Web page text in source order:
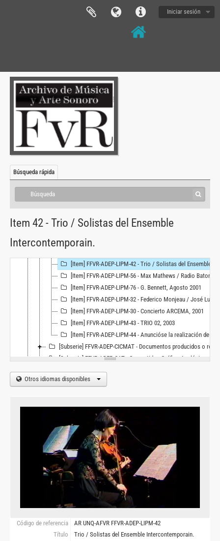
Iniciar sesión
Búsqueda rápida
Item 42 - Trio / Solistas del Ensemble
Intercontemporain.
[Fondo] FFVR - Fernando von Reichenbach, 1959 - 2005
[Serie] FFVR-ACIN - Actividad profesional de forma independiente, 1959
[Serie] FFVR-ADEP - Actividad profesional en relación de dependencia, 1963 - 2005
[Subserie] FFVR-ADEP-ITDT - Documentos producidos o referidos al Instituo Torcuato Di Tella, 1963 - 1971
[Subserie] FFVR-ADEP-LIPM - Documentos producidos y relacionados al Laboratorio de Investigación y Producción Musical, 1980 - 2005
[Item] FFVR-ADEP-LIPM-03 - El Músico sin Cuerpo: El rol del intérprete en la música electrónica., [ 199- ]
[Item] FFVR-ADEP-LIPM-08 - John Chowning, 1992
[Item] FFVR-ADEP-LIPM-09 - Homenaje del 380 Aniversario de la U.N.C. Ballet Contemporáneo UNC (Universidad Nacional de Córdoba ), 1993
[Item] FFVR-ADEP-LIPM-11 - Serika Nakano, [199-]
[Item] FFVR-ADEP-LIPM-13 - Mario Kirlis y su Orquesta de musica arabe, [ 199-]
[Item] FFVR-ADEP-LIPM-22 - Joel Chadabe, 1996
[Item] FFVR-ADEP-LIPM-42 - Trio / Solistas del Ensemble Intercontemporain., 15/04/2003
[Item] FFVR-ADEP-LIPM-56 - Max Mathews / Radio Baton
[Item] FFVR-ADEP-LIPM-76 - G. Bennett, Agosto 2001
[Item] FFVR-ADEP-LIPM-32 - Federico Monjeau / José Luis Fernadez, [200-]
[Item] FFVR-ADEP-LIPM-30 - Concierto ARCEMA, 2001
[Item] FFVR-ADEP-LIPM-43 - TRIO 02, 2003
[Item] FFVR-ADEP-LIPM-44 - Anuncióse la realización de un revelamiento de recursos humanos, 1982
[Subserie] FFVR-ADEP-CICMAT - Documentos producidos o referidos al CICMAT, 1972 - 1987
[Subserie] FFVR-ADEP-CAT - Convertidos Gráfico Analógico, 1966 - 1976
[Serie] FFVR-ENS - Enseñanza e Investigación, 1971
Otros idiomas disponibles
Código de referencia
AR UNQ-AFVR FFVR-ADEP-LIPM-42
Título
Trio / Solistas del Ensemble Intercontemporain.